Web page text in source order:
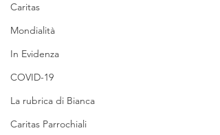
Caritas
Mondialità
In Evidenza
COVID-19
La rubrica di Bianca
Caritas Parrochiali